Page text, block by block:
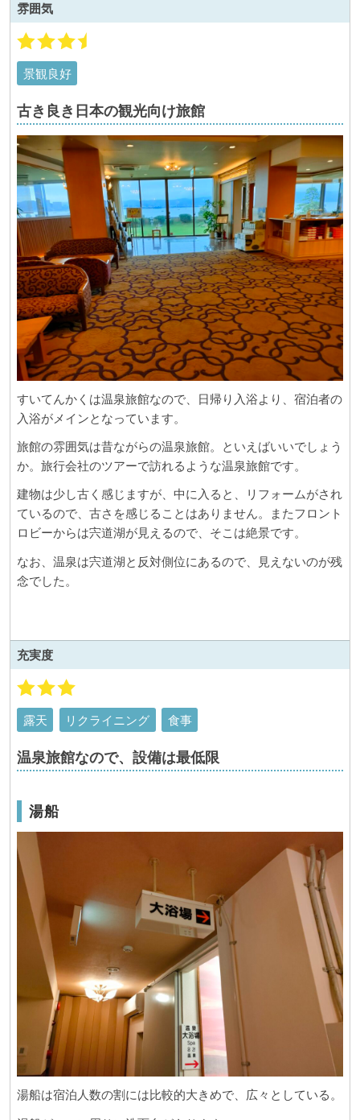
雰囲気
景観良好
古き良き日本の観光向け旅館
すいてんかくは温泉旅館なので、日帰り入浴より、宿泊者の
入浴がメインとなっています。
旅館の雰囲気は昔ながらの温泉旅館。といえばいいでしょう
か。旅行会社のツアーで訪れるような温泉旅館です。
建物は少し古く感じますが、中に入ると、リフォームがされ
ているので、古さを感じることはありません。またフロント
ロビーからは宍道湖が見えるので、そこは絶景です。
なお、温泉は宍道湖と反対側位にあるので、見えないのが残
念でした。
充実度
露天 リクライニング 食事
温泉旅館なので、設備は最低限
湯船
湯船は宿泊人数の割には比較的大きめで、広々としている。